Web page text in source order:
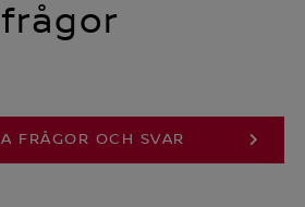
frågor
FRÅGOR OCH SVAR